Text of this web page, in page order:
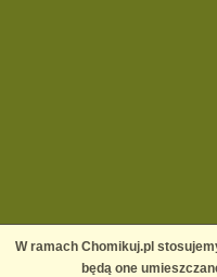
W ramach Chomikuj.pl
będą one